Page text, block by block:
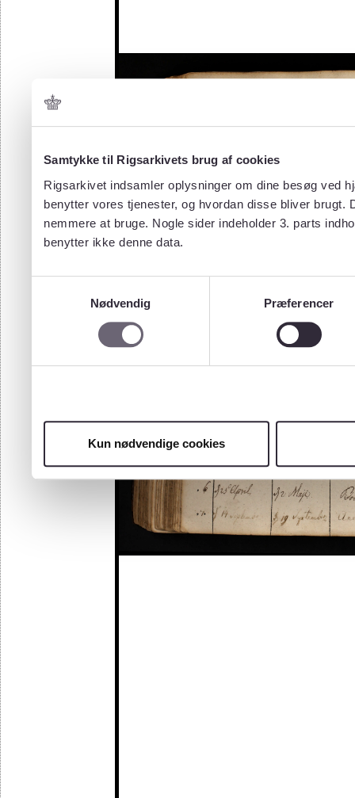
Samtykke til Rigsarkivets brug af cookies
Rigsarkivet indsamler oplysninger om dine besøg ved
benytter vores tjenester, og hvordan disse bliver
nemmere at bruge. Nogle sider indeholder 3. parts
benytter ikke denne data.
Nødvendig
Præferencer
Kun nødvendige cookies